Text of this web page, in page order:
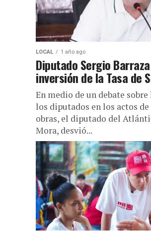
LOCAL 1 año ago
Diputado Sergio
inversión de la Tasa de
En medio de un debate
los diputados en los actos
obras, el diputado del
Mora, desvió...